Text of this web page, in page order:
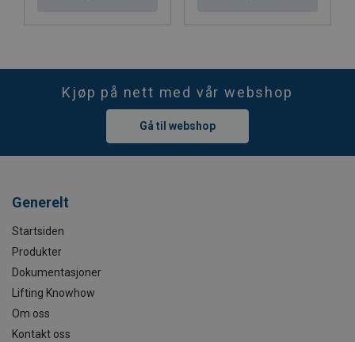
Kjøp på nett med vår webshop
Gå til webshop
Generelt
Startsiden
Produkter
Dokumentasjoner
Lifting Knowhow
Om oss
Kontakt oss